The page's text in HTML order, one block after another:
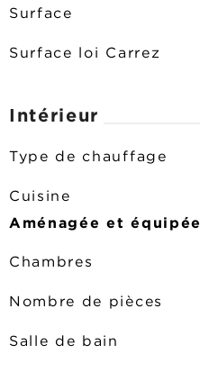
Surface
Surface loi Carrez
Intérieur
Type de chauffage
Cuisine
Aménagée et équipée
Chambres
Nombre de pièces
Salle de bain